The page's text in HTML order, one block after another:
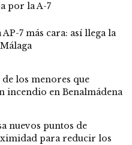
por la A-7
7 más cara: así llega la
los menores que
incendio en Benalmádena
nuevos puntos de
para reducir los